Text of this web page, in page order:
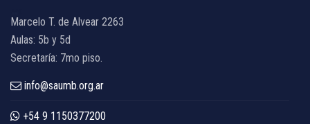
Marcelo T. de Alvear 2263
Aulas: 5b y 5d
Secretaría: 7mo piso.
info@saumb.org.ar
+54 9 1150377200